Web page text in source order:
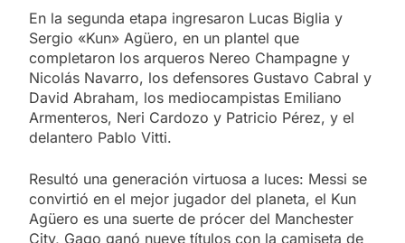
En la segunda etapa ingresaron Lucas Biglia y
Sergio «Kun» Agüero, en un plantel que
completaron los arqueros Nereo Champagne y
Nicolás Navarro, los defensores Gustavo Cabral y
David Abraham, los mediocampistas Emiliano
Armenteros, Neri Cardozo y Patricio Pérez, y el
delantero Pablo Vitti.
Resultó una generación virtuosa a luces: Messi se
convirtió en el mejor jugador del planeta, el Kun
Agüero es una suerte de prócer del Manchester
City, Gago ganó nueve títulos con la camiseta de